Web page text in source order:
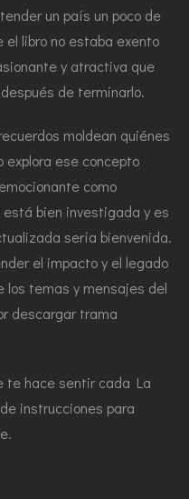
un país un poco de
el libro no estaba exento
y atractiva que
de terminarlo.
moldean quiénes
ese concepto
como
bien investigada y es
sería bienvenida.
el impacto y el legado
los temas y mensajes del
descargar trama
te hace sentir cada La
instrucciones para